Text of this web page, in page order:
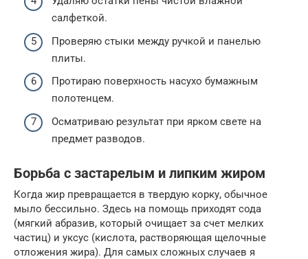
салфеткой.
Проверяю стыки между ручкой и панелью
плиты.
Протираю поверхность насухо бумажным
полотенцем.
Осматриваю результат при ярком свете на
предмет разводов.
Борьба с застарелым и липким жиром
Когда жир превращается в твердую корку, обычное
мыло бессильно. Здесь на помощь приходят сода
(мягкий абразив, который очищает за счет мелких
частиц) и уксус (кислота, растворяющая щелочные
отложения жира). Для самых сложных случаев я